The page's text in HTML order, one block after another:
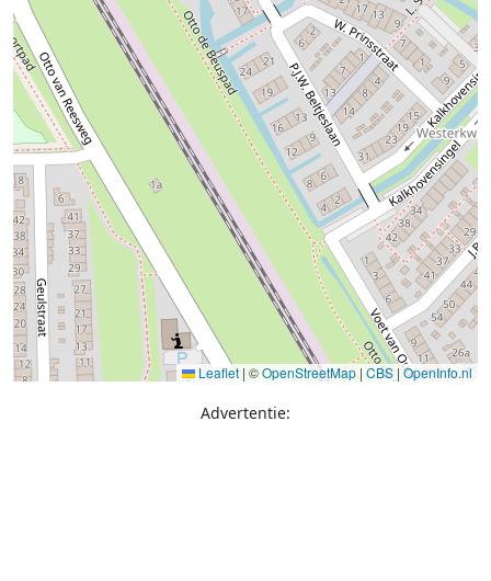
Leaflet | ©OpenStreetMap | CBS |OpenInfo.nl
Advertentie: